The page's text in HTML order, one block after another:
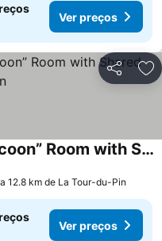
Ver preços
Partilhar
Maison du Bonheur – “Cocoon” Room with Shared Garden
12.8 km de La Tour-du-Pin
Ver preços